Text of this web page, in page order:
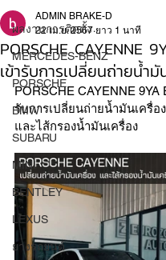
ผลงานการติดตั้ง
MERCEDES-BENZ
PORSCHE
BMW
SUBARU
MINI
BENTLEY
LEXUS
ยางรถยนต์
PORSCHE CAYENNE
เข้ารับการเปลี่ยนถ่ายน้ำมั
ADMIN BRAKE-D
22 เม.ย. 2567 ยาว 1 นาที
PORSCHE CAYENNE 9YA
รับการเปลี่ยนถ่ายน้ำมันเครื่อง
และไส้กรองน้ำมันเครื่อง